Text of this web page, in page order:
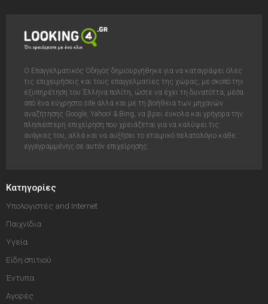
Ο Επαγγελματικός Οδηγός δημιουργήθηκε για να καταγράψει όλες
τις επιχειρήσεις και τους επαγγελματίες της χώρας, με σκοπό την
εξυπηρέτηση του Έλληνα πολίτη, ώστε να έχει τη δυνατόττα, μέσα
από ένα εύχρηστο site αλλά και με τη βοήθεια των μηχανών
αναζήτησης Google, Yahoo! & Bing, να βρει έυκολα και γρήγορα την
πλησιέστερη επιχείρηση που χρειάζεται για να καλύψει τις
ανάγκες του, αλλά και να αυξήσει το εταιρικό πελατολόγιο κάθε
εγγεγραμμένης σε αυτόν επιχείρησης.
Κατηγορίες
Υπολογιστές and Internet
Παιχνίδια
Υγεία
Είδη σπιτιού
Έντυπα
Αγορές